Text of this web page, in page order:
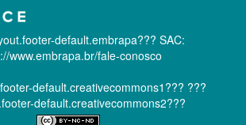
default.embrapa??? SAC:
www.embrapa.br/fale-conosco
default.creativecommons1??? ???
default.creativecommons2???